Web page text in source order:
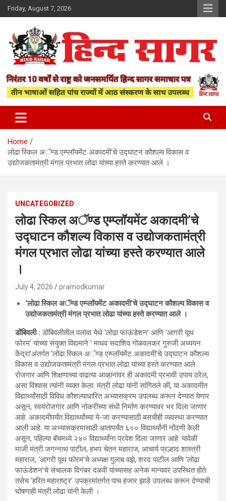
Skip
to
Friday, August 7, 2026
Hind Sagar
Home
लोढा स्किल अॅण्ड एम्प्लॉयमेंट अकादमी’चे उद्घाटन कौशल्य विकास व
उद्योजकतामंत्री मंगल प्रभात लोढा यांच्या हस्ते करण्यात आले ।
UNCATEGORIZED
लोढा स्किल अॅण्ड एम्प्लॉयमेंट अकादमी’चे
उद्घाटन कौशल्य विकास व उद्योजकतामंत्री
मंगल प्रभात लोढा यांच्या हस्ते करण्यात आले
।
July 4, 2026 pramodkumar
‘लोढा स्किल अॅण्ड एम्प्लॉयमेंट अकादमी’चे उद्घाटन कौशल्य विकास व
उद्योजकतामंत्री मंगल प्रभात लोढा यांच्या हस्ते करण्यात आले ।
डोंबिवली : डोंबिवलीतील पलावा येथे ‘लोढा फाऊंडेशन’ आणि ‘आगरी यूथ
फोरम’ यांच्या संयुक्त विद्यमाने ‘ माधव सदाशिव गोळवलकर गुरुजी अध्ययन
केंद्रा’अंतर्गत ‘लोढा स्किल अॅण्ड एम्प्लॉयमेंट अकादमी’चे उद्घाटन कौशल्य
विकास व उद्योजकतामंत्री मंगल प्रभात लोढा यांच्या हस्ते करण्यात आले.
रोजगार आणि शिक्षणाच्या वाढत्या आव्हानांवर ही अकादमी प्रभावी उपाय ठरेल,
असा विश्वास त्यांनी व्यक्त केला. मंत्री लोढा यांनी सांगितले की, या अकादमीत
विद्यार्थ्यांसाठी विविध कौशल्याधारित अभ्यासक्रम उपलब्ध करून देण्यात येणार
असून, स्वयंरोजगार आणि नोकरीच्या संधी निर्माण करण्यावर भर दिला जाणार
आहे. अकादमीपर्यंत विद्यार्थ्यांच्या ये-जा करण्यासाठी बसचीही व्यवस्था करण्यात
आली आहे. या अभ्यासक्रमासाठी आतापर्यंत ६०० विद्यार्थ्यांनी नोंदणी केली
असून, पहिल्या बॅचमध्ये २४० विद्यार्थ्यांना प्रवेश दिला जाणार आहे. यावेळी
माजी मंत्री जगन्नाथ पाटील, हभप चेतन महाराज, आचार्य प्रल्हाद शास्त्री
महाराज, ‘आगरी यूथ फोरम’चे अध्यक्ष गुलाब वझे, शरद पाटील आणि ‘लोढा
फाऊंडेशन’चे संचालक दिगंबर दळवी यांच्यासह अनेक मान्यवर उपस्थित होते.
तसेच ‘हरित महाराष्ट्र’ उपक्रमांतर्गत पाच हजार झाडे उपलब्ध करून देण्याची
घोषणाही मंत्री लोढा यांनी केली ।